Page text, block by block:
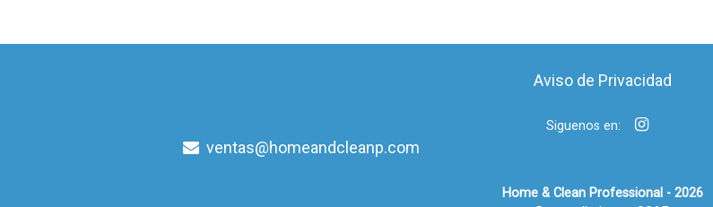
Aviso de Privacidad
Siguenos en:
ventas@homeandcleanp.com
Home & Clean Professional - 2026